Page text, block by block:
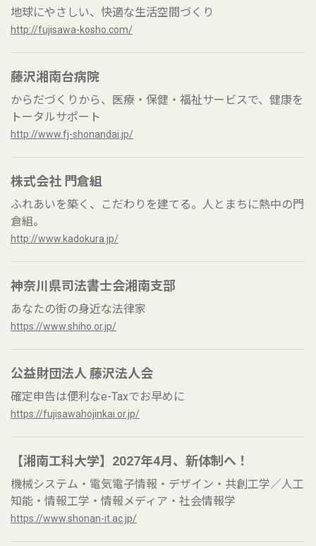
地球にやさしい、快適な生活空間づくり
http://fujisawa-kosho.com/
藤沢湘南台病院
からだづくりから、医療・保健・福祉サービスで、健康を
トータルサポート
http://www.fj-shonandai.jp/
株式会社 門倉組
ふれあいを築く、こだわりを建てる。人とまちに熱中の門
倉組。
http://www.kadokura.jp/
神奈川県司法書士会湘南支部
あなたの街の身近な法律家
https://www.shiho.or.jp/
公益財団法人 藤沢法人会
確定申告は便利なe-Taxでお早めに
https://fujisawahojinkai.or.jp/
【湘南工科大学】2027年4月、新体制へ！
機械システム・電気電子情報・デザイン・共創工学／人工
知能・情報工学・情報メディア・社会情報学
https://www.shonan-it.ac.jp/